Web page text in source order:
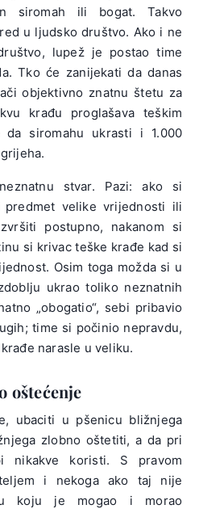
siromah ili bogat. Takvo
u ljudsko društvo. Ako i ne
lupež je postao time
Tko će zanijekati da danas
objektivno znatnu štetu za
krađu proglašava teškim
siromahu ukrasti i 1.000
stvar. Pazi: ako si
predmet velike vrijednosti ili
postupno, nakanom si
si krivac teške krađe kad si
Osim toga možda si u
ukrao toliko neznatnih
„obogatio“, sebi pribavio
time si počinio nepravdu,
narasle u veliku.
oštećenje
ubaciti u pšenicu bližnjega
zlobno oštetiti, a da pri
nikakve koristi. S pravom
i nekoga ako taj nije
koju je mogao i morao